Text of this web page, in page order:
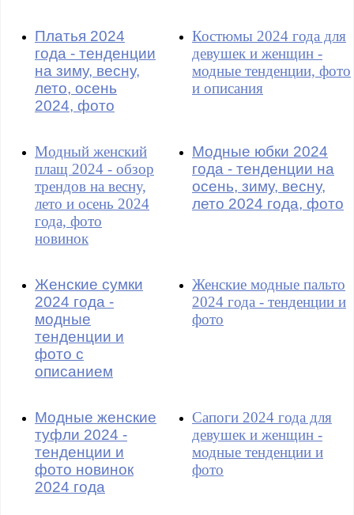
Платья 2024
года - тенденции
на зиму, весну,
лето, осень
2024, фото
Костюмы 2024 года для
девушек и женщин -
модные тенденции, фото
и описания
Модный женский
плащ 2024 - обзор
трендов на весну,
лето и осень 2024
года, фото
новинок
Модные юбки 2024
года - тенденции на
осень, зиму, весну,
лето 2024 года, фото
Женские сумки
2024 года -
модные
тенденции и
фото с
описанием
Женские модные пальто
2024 года - тенденции и
фото
Модные женские
туфли 2024 -
тенденции и
фото новинок
2024 года
Сапоги 2024 года для
девушек и женщин -
модные тенденции и
фото